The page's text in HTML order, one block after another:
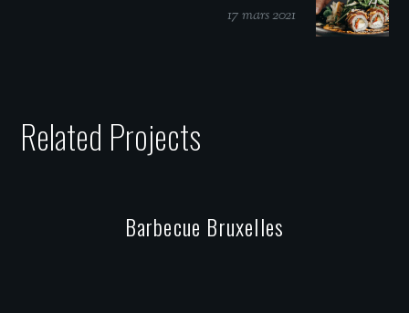
17 mars 2021
Related Projects
Barbecue Bruxelles